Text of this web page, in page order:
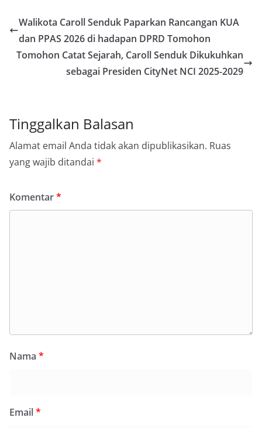
Walikota Caroll Senduk Paparkan Rancangan KUA
dan PPAS 2026 di hadapan DPRD Tomohon
Tomohon Catat Sejarah, Caroll Senduk Dikukuhkan
sebagai Presiden CityNet NCI 2025-2029
Tinggalkan Balasan
Alamat email Anda tidak akan dipublikasikan. Ruas
yang wajib ditandai *
Komentar*
Nama *
Email*